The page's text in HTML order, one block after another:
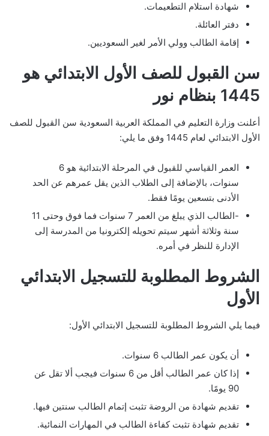
شهادة استلام التطعيمات.
دفتر العائلة.
إقامة الطالب وولي الأمر لغير السعوديين.
سن القبول للصف الأول الابتدائي هو
1445 بنظام نور
أعلنت وزارة التعليم في المملكة العربية السعودية سن القبول للصف
الأول الابتدائي لعام 1445 وفق ما يلي:
العمر القياسي للقبول في المرحلة الابتدائية هو 6
سنوات، بالإضافة إلى الطلاب الذين يقل عمرهم عن الحد
الأدنى بتسعين يومًا فقط.
-الطالب الذي يبلغ من العمر 7 سنوات فما فوق وحتى 11
سنة وثلاثة أشهر سيتم تحويله إلكترونيا من المدرسة إلى
الإدارة للنظر في أمره.
الشروط المطلوبة للتسجيل الابتدائي
الأول
فيما يلي الشروط المطلوبة للتسجيل الابتدائي الأول:
أن يكون عمر الطالب 6 سنوات.
إذا كان عمر الطالب أقل من 6 سنوات فيجب ألا تقل عن
90 يومًا.
تقديم شهادة من الروضة تثبت إتمام الطالب سنتين فيها.
تقديم شهادة تثبت كفاءة الطالب في المهارات النمائية.